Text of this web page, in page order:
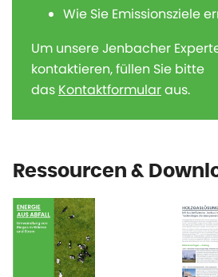
Wie Sie Emissionsziele
Um unsere Jenbacher
kontaktieren, füllen Sie bitte
das Kontaktformularaus.
Ressourcen &